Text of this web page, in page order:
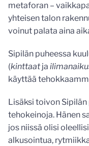
metaforan –
yhteisen talon
voinut palata aina
Sipilän puheessa
(kinttaat ja
käyttää
Lisäksi toivon
tehokeinoja. Hänen
jos niissä olisi
alkusointua,